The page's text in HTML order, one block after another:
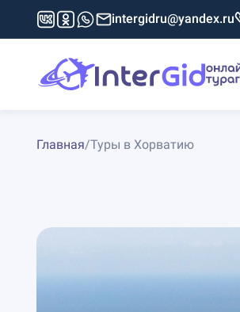
intergidru@yandex.ru
Главная/Туры в Хорватию